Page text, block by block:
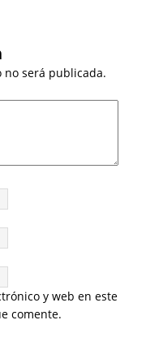
no será publicada.
y web en este
comente.